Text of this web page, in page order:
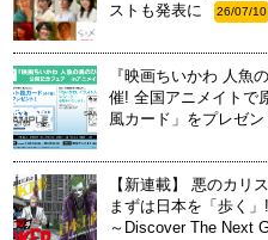
ストも発表に
26/07/10
『映画ちいかわ 人魚
催! 全国アニメイトで
風カード」をプレゼン
【新連載】 悪のカリ
まずは日本を「歩く
～Discover The Next